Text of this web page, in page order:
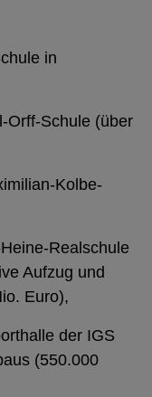
in
Orff-Schule (über
Kolbe-
Realschule
Aufzug und
Euro),
der IGS
(550.000